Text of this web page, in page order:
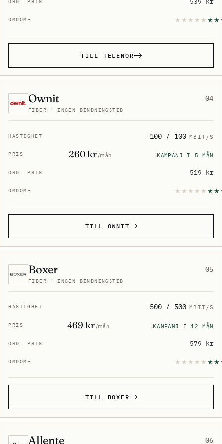
TILL TELENOR
04
Ownit
FIBER · INGEN BINDNINGSTID
100 / 100 MBIT/S
260 kr/mån KAMPANJ I 5 MÅN
519 kr
TILL OWNIT
05
Boxer
FIBER · INGEN BINDNINGSTID
500 / 500 MBIT/S
469 kr/mån KAMPANJ I 12 MÅN
579 kr
TILL BOXER
06
Allente